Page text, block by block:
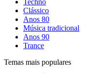
Techno
Clássico
Anos 80
Música tradicional
Anos 90
Trance
Temas mais populares